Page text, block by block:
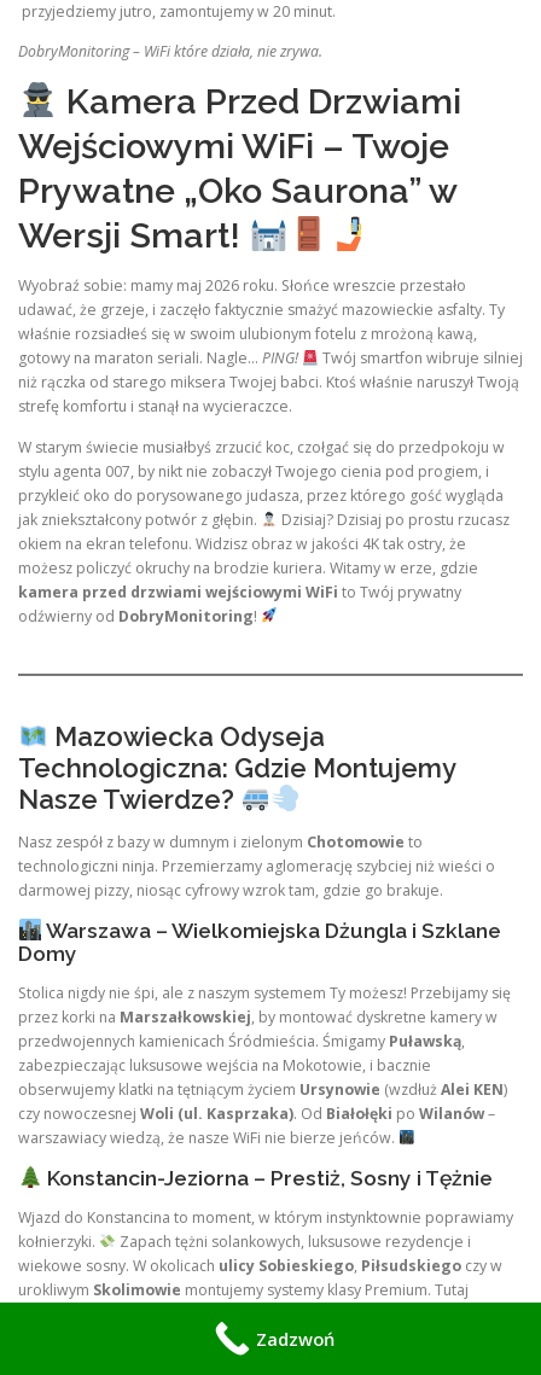
przyjedziemy jutro, zamontujemy w 20 minut.
DobryMonitoring – WiFi które działa, nie zrywa.
Kamera Przed Drzwiami
Wejściowymi WiFi – Twoje
Prywatne „Oko Saurona” w
Wersji Smart!
Wyobraź sobie: mamy maj 2026 roku. Słońce wreszcie przestało
udawać, że grzeje, i zaczęło faktycznie smażyć mazowieckie asfalty. Ty
właśnie rozsiadłeś się w swoim ulubionym fotelu z mrożoną kawą,
gotowy na maraton seriali. Nagle… PING!
Twój smartfon wibruje silniej
niż rączka od starego miksera Twojej babci. Ktoś właśnie naruszył Twoją
strefę komfortu i stanął na wycieraczce.
W starym świecie musiałbyś zrzucić koc, czołgać się do przedpokoju w
stylu agenta 007, by nikt nie zobaczył Twojego cienia pod progiem, i
przykleić oko do porysowanego judasza, przez którego gość wygląda
jak zniekształcony potwór z głębin.
Dzisiaj? Dzisiaj po prostu rzucasz
okiem na ekran telefonu. Widzisz obraz w jakości 4K tak ostry, że
możesz policzyć okruchy na brodzie kuriera. Witamy w erze, gdzie
kamera przed drzwiami wejściowymi WiFi to Twój prywatny
odźwierny od DobryMonitoring!
Mazowiecka Odyseja
Technologiczna: Gdzie Montujemy
Nasze Twierdze?
Nasz zespół z bazy w dumnym i zielonym Chotomowie to
technologiczni ninja. Przemierzamy aglomerację szybciej niż wieści o
darmowej pizzy, niosąc cyfrowy wzrok tam, gdzie go brakuje.
Warszawa – Wielkomiejska Dżungla i Szklane
Domy
Stolica nigdy nie śpi, ale z naszym systemem Ty możesz! Przebijamy się
przez korki na Marszałkowskiej, by montować dyskretne kamery w
przedwojennych kamienicach Śródmieścia. Śmigamy Puławską,
zabezpieczając luksusowe wejścia na Mokotowie, i bacznie
obserwujemy klatki na tętniącym życiem Ursynowie (wzdłużAlei KEN)
czy nowoczesnej Woli (ul. Kasprzaka). Od Białołęki po Wilanów–
warszawiacy wiedzą, że nasze WiFi nie bierze jeńców.
Konstancin-Jeziorna – Prestiż, Sosny i Tężnie
Wjazd do Konstancina to moment, w którym instynktownie poprawiamy
kołnierzyki.
Zapach tężni solankowych, luksusowe rezydencje i
wiekowe sosny. W okolicach ulicy Sobieskiego, Piłsudskiego czy w
urokliwym Skolimowie montujemy systemy klasy Premium. Tutaj
zabytkowe wille, ale tak ostre, by widzieć każdą wiewiórkę (i intruza) w
Zadzwoń